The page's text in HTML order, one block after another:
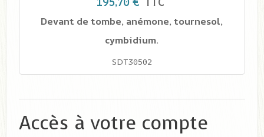
Devant de tombe, anémone, tournesol,
cymbidium.
SDT30502
Accès à votre compte